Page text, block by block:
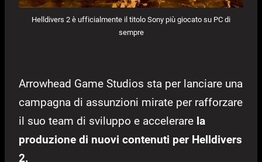
Helldivers 2 è ufficialmente il titolo Sony più giocato su PC di
sempre
Arrowhead Game Studios sta per lanciare una
campagna di assunzioni mirate per rafforzare
il suo team di sviluppo e accelerare la
produzione di nuovi contenuti per Helldivers
2.